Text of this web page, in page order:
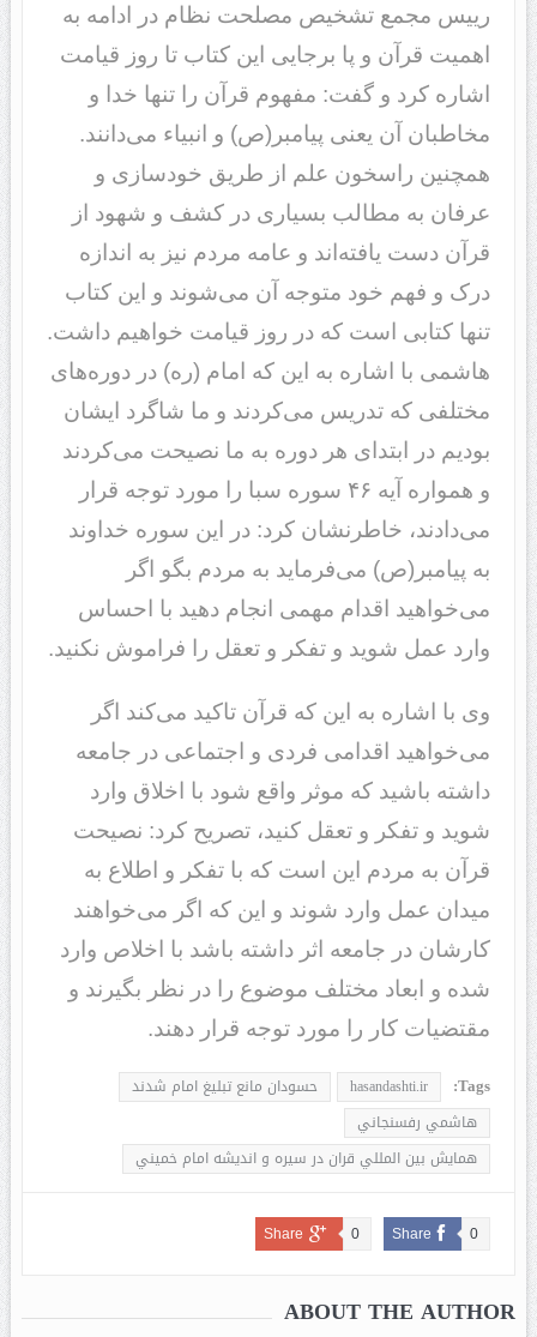
رییس مجمع تشخیص مصلحت نظام در ادامه به
اهمیت قرآن و پا برجایی این کتاب تا روز قیامت
اشاره کرد و گفت:‌ مفهوم قرآن را تنها خدا و
مخاطبان آن یعنی پیامبر(ص) و انبیاء می‌دانند.
همچنین راسخون علم از طریق خودسازی و
عرفان به مطالب بسیاری در کشف و شهود از
قرآن دست یافته‌اند و عامه مردم نیز به اندازه
درک و فهم خود متوجه آن می‌شوند و این کتاب
تنها کتابی است که در روز قیامت خواهیم داشت.
هاشمی با اشاره به این که امام (ره) در دوره‌های
مختلفی که تدریس می‌کردند و ما شاگرد ایشان
بودیم در ابتدای هر دوره به ما نصیحت می‌کردند
و همواره آیه ۴۶ سوره سبا را مورد توجه قرار
می‌دادند، خاطرنشان کرد: در این سوره خداوند
به پیامبر(ص) می‌فرماید به مردم بگو اگر
می‌خواهید اقدام مهمی انجام دهید با احساس
وارد عمل شوید و تفکر و تعقل را فراموش نکنید.
وی با اشاره به این که قرآن تاکید می‌کند اگر
می‌خواهید اقدامی فردی و اجتماعی در جامعه
داشته باشید که موثر واقع شود با اخلاق وارد
شوید و تفکر و تعقل کنید، تصریح کرد: نصیحت
قرآن به مردم این است که با تفکر و اطلاع به
میدان عمل وارد شوند و این که اگر می‌خواهند
کارشان در جامعه اثر داشته باشد با اخلاص وارد
شده و ابعاد مختلف موضوع را در نظر بگیرند و
مقتضیات کار را مورد توجه قرار دهند.
Tags:
hasandashti.ir
حسودان مانع تبليغ امام شدند
هاشمي رفسنجاني
همايش بين المللي قران در سيره و انديشه امام خميني
Share 0
Share 0
ABOUT THE AUTHOR